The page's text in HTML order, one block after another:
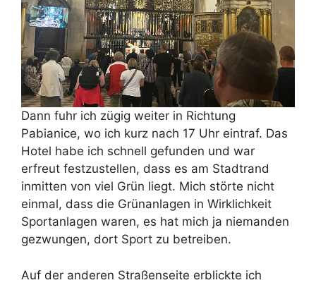
Dann fuhr ich zügig weiter in Richtung
Pabianice, wo ich kurz nach 17 Uhr eintraf. Das
Hotel habe ich schnell gefunden und war
erfreut festzustellen, dass es am Stadtrand
inmitten von viel Grün liegt. Mich störte nicht
einmal, dass die Grünanlagen in Wirklichkeit
Sportanlagen waren, es hat mich ja niemanden
gezwungen, dort Sport zu betreiben.
Auf der anderen Straßenseite erblickte ich